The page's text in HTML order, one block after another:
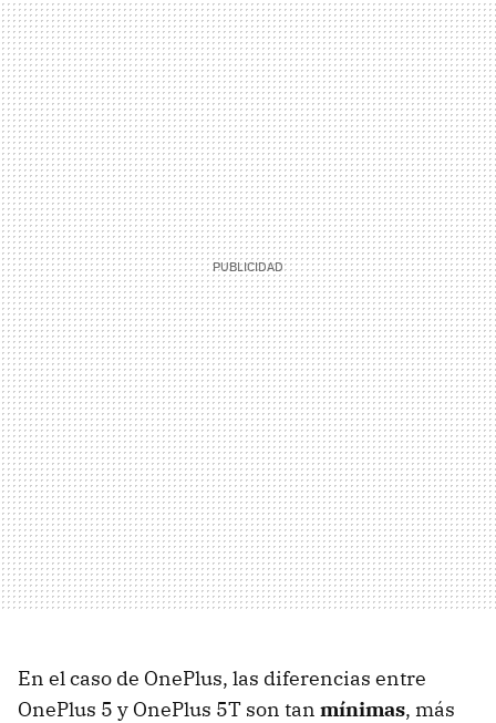
En el caso de OnePlus, las diferencias entre
OnePlus 5 y OnePlus 5T son tan mínimas, más